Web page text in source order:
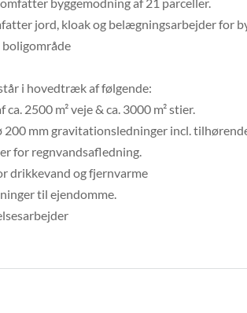
byggemodning af 21 parceller.
jord, kloak og belægningsarbejder for
boligområde
i hovedtræk af følgende:
ca. 2500 m² veje & ca. 3000 m² stier.
200 mm gravitationsledninger incl.
for regnvandsafledning.
drikkevand og fjernvarme
til ejendomme.